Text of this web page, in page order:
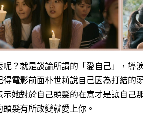
？ 就是談論所謂的「愛自己」 ，導
得電影前面朴世莉說自己因為打結的
她對於自己頭髮的在意才是讓自己
髮有所改變就愛上你。